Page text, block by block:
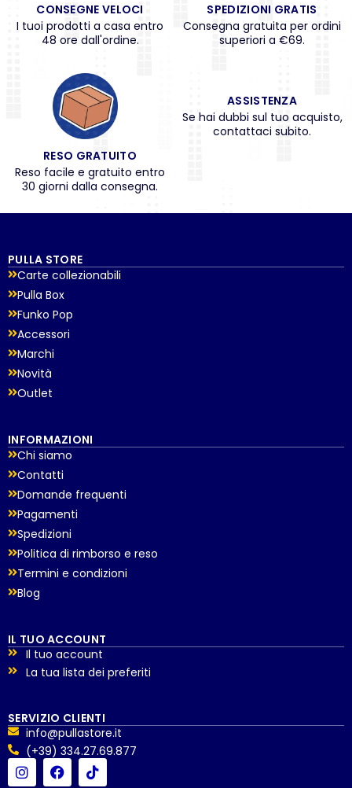
CONSEGNE VELOCI
I tuoi prodotti a casa entro
48 ore dall'ordine.
SPEDIZIONI GRATIS
Consegna gratuita per ordini
superiori a €69.
RESO GRATUITO
Reso facile e gratuito entro
30 giorni dalla consegna.
ASSISTENZA
Se hai dubbi sul tuo acquisto,
contattaci subito.
PULLA STORE
Carte collezionabili
Pulla Box
Funko Pop
Accessori
Marchi
Novità
Outlet
INFORMAZIONI
Chi siamo
Contatti
Domande frequenti
Pagamenti
Spedizioni
Politica di rimborso e reso
Termini e condizioni
Blog
IL TUO ACCOUNT
Il tuo account
La tua lista dei preferiti
SERVIZIO CLIENTI
info@pullastore.it
(+39) 334.27.69.877